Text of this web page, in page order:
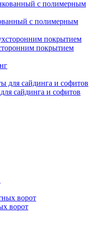
с полимерным
покрытием
сайдинга и софитов
ворот